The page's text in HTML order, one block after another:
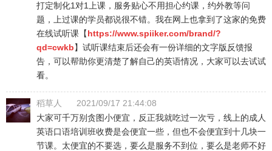
打定制化1对1上课，服务贴心不用担心约课，约外教等问
题，上过课的学员都说很不错。我在网上也拿到了这家的免费
在线试听课【https://www.spiiker.com/brand/?
qd=cwkb】试听课结束后还会有一份详细的文字版反馈报
告，可以帮助你更清楚了解自己的英语情况，大家可以去试试
看。
稻草人
2021/09/17 21:44:08
大家可千万别贪图小便宜，反正我就吃过一次亏，线上的成人
英语口语培训班收费是会便宜一些，但也不会便宜到十几块一
节课。太便宜的不要选，要么是服务不到位，要么是老师不好